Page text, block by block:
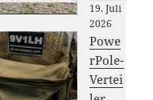
19. Juli
2026
Powe
rPole-
Vertei